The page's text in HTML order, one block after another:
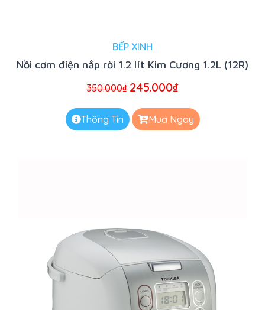
BẾP XINH
Nồi cơm điện nắp rời 1.2 lít Kim Cương 1.2L (12R)
350.000₫ 245.000₫
Thông Tin Mua Ngay